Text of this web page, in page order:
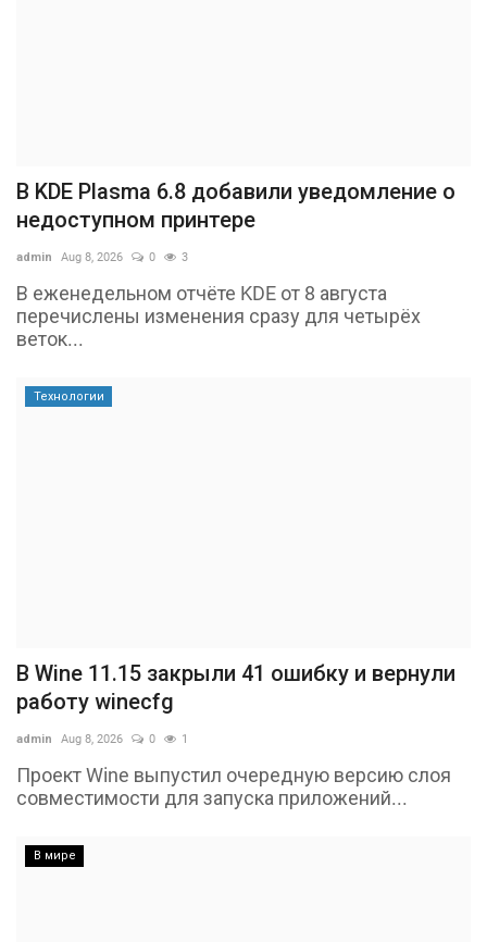
В KDE Plasma 6.8 добавили уведомление о
недоступном принтере
admin Aug 8, 2026 0 3
В еженедельном отчёте KDE от 8 августа
перечислены изменения сразу для четырёх
веток...
Технологии
В Wine 11.15 закрыли 41 ошибку и вернули
работу winecfg
admin Aug 8, 2026 0 1
Проект Wine выпустил очередную версию слоя
совместимости для запуска приложений...
В мире